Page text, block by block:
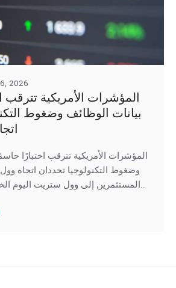
2026
المؤشرات الأمريكية تترقب
بيانات الوظائف وضغوط
المؤشرات الأمريكية تترقب اختبارًا
وضغوط التكنولوجيا تحددان اتجاه
المستثمرين إلى وول ستريت اليوم
ترقب صدور بيانات سوق العمل